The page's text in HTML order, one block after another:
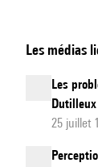
Les médias
Les
Dutilleux
25 juillet